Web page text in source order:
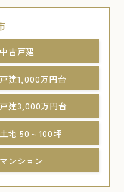
中古戸建
戸建1,000万円台
戸建3,000万円台
土地 50～100坪
マンション